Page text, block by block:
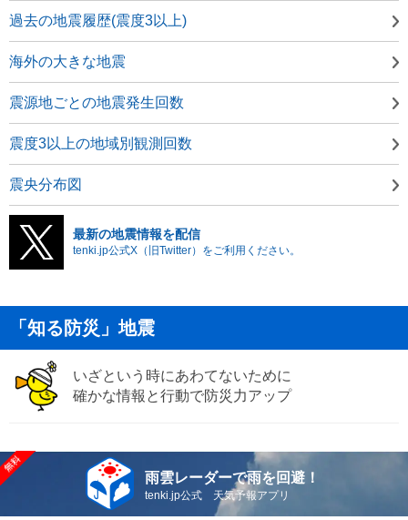
過去の地震履歴(震度3以上)
海外の大きな地震
震源地ごとの地震発生回数
震度3以上の地域別観測回数
震央分布図
最新の地震情報を配信
tenki.jp公式X（旧Twitter）をご利用ください。
「知る防災」地震
いざという時にあわてないために
確かな情報と行動で防災力アップ
雨雲レーダーで雨を回避！
tenki.jp公式 天気予報アプリ